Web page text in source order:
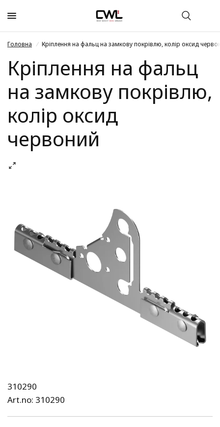
Головна / Кріплення на фальц на замкову покрівлю, колір оксид
Кріплення на фальц
на замкову покрівлю,
колір оксид
червоний
310290
Art.no: 310290